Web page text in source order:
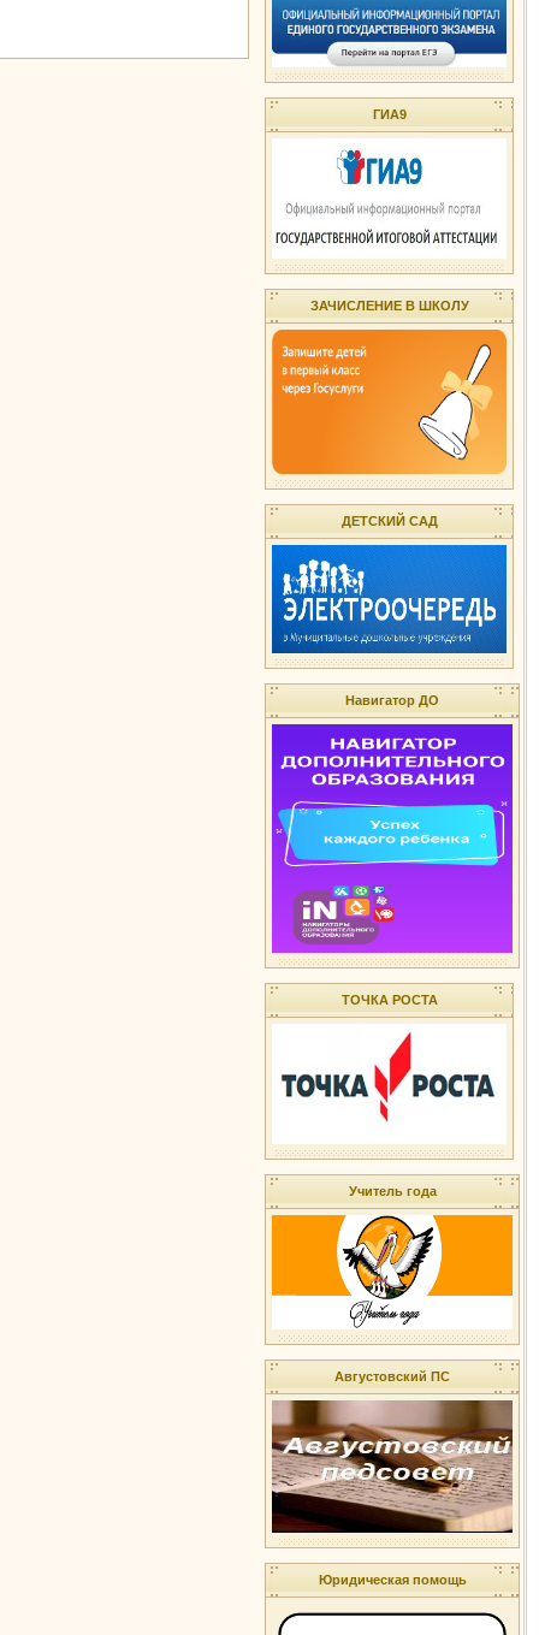
ГИА9
ЗАЧИСЛЕНИЕ В ШКОЛУ
ДЕТСКИЙ САД
Навигатор ДО
ТОЧКА РОСТА
Учитель года
Августовский ПС
Юридическая помощь